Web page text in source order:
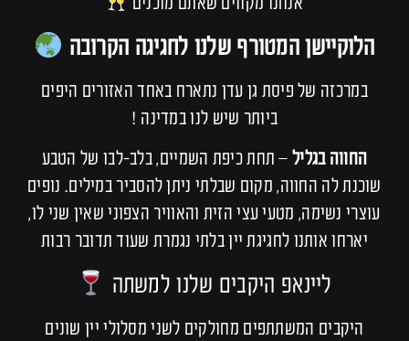
אנחנו מקווים שאתם מוכנים
הלוקיישן המטורף שלנו לחגיגה הקרובה
במרכזה של פיסת גן עדן נתארח באחד האזורים היפים
ביותר שיש לנו במדינה !
החווה בגליל– תחת כיפת השמיים, בלב-לבו של הטבע
שוכנת לה החווה, מקום שבלתי ניתן להסביר במילים. נופים
עוצרי נשימה, מטעי עצי הזית והאוויר הצפוני שאין שני לו,
יארחו אותנו לחגיגת יין בלתי נגמרת שעוד תדובר רבות
ליינאפ היקבים שלנו למשתה
היקבים המשתתפים מחולקים לשני מסלולי יין שונים